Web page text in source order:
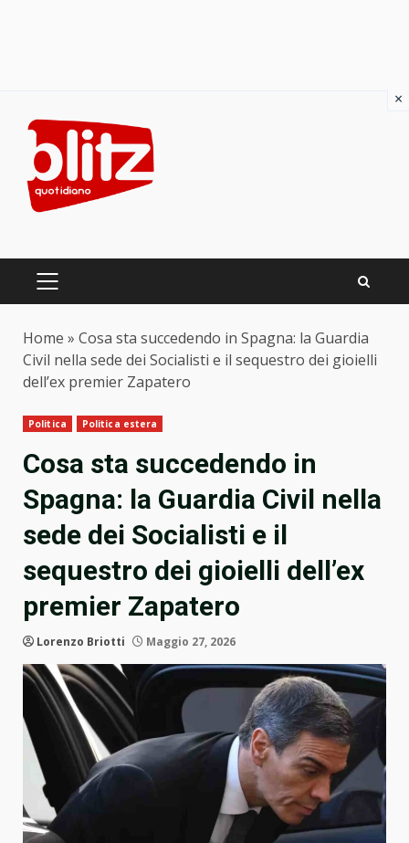
content
PRIMARY
Home » Cosa sta succedendo in Spagna: la Guardia
Civil nella sede dei Socialisti e il sequestro dei gioielli
dell’ex premier Zapatero
Politica Politica estera
Cosa sta succedendo in
Spagna: la Guardia Civil nella
sede dei Socialisti e il
sequestro dei gioielli dell’ex
premier Zapatero
Lorenzo Briotti Maggio 27, 2026
×